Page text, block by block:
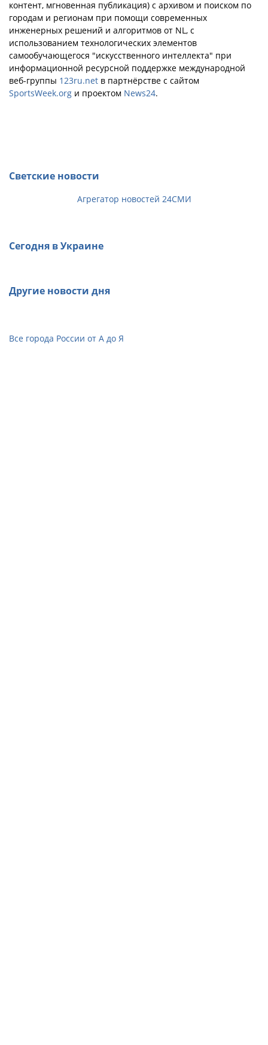
контент, мгновенная публикация) с архивом и поиском по
городам и регионам при помощи современных
инженерных решений и алгоритмов от NL, с
использованием технологических элементов
самообучающегося "искусственного интеллекта" при
информационной ресурсной поддержке международной
веб-группы 123ru.net в партнёрстве с сайтом
SportsWeek.org и проектом News24.
Светские новости
Агрегатор новостей 24СМИ
Сегодня в Украине
Другие новости дня
Все города России от А до Я